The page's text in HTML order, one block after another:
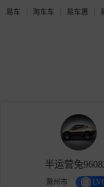
易车 淘车车 易车惠
半运营兔
滁州市